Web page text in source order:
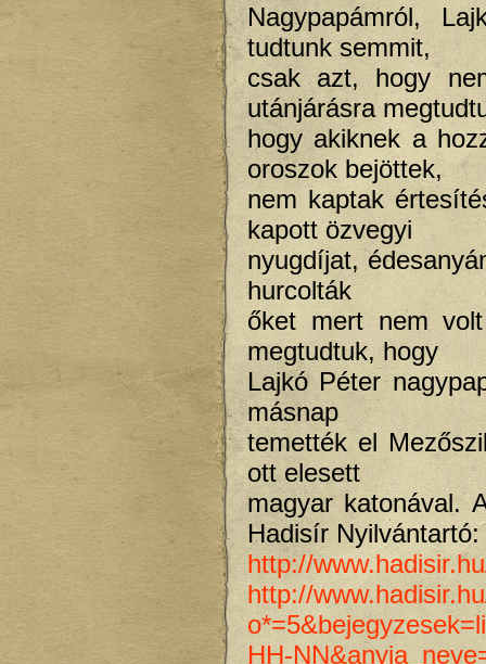
Nagypapámról,
tudtunk semmit,
csak azt, hogy
utánjárásra
hogy akiknek a
oroszok bejöttek,
nem kaptak
kapott özvegyi
nyugdíjat,
hurcolták
őket mert nem
megtudtuk, hogy
Lajkó Péter
másnap
temették el
ott elesett
magyar katonával.
Hadisír Nyilvántartó:
http://
http://
HH-